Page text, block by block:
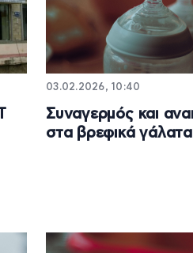
03.02.2026, 10:40
Συναγερμός και
στα βρεφικά γάλατα